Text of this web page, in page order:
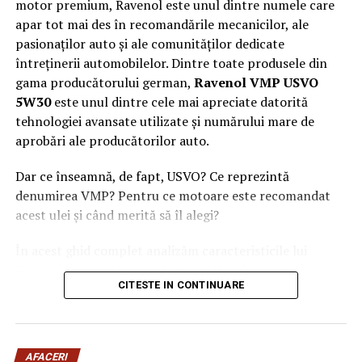
gratuită a managementului de rovinietă. În primul rând,
este disponibil uncalculator rovinieta online foarte
util pentru estimări de costuri, care se poate accesa de
asemenea gratuit.
În al doilea rând avem alertele pentru roviniete
expirate, alerte care sunt valabile pentru rovinietele
cumpărate pentru o durată mai mare de 30 de zile și
treilea rând, managerii de parc auto pot să emită mai
multe roviniete în același timp prin intermediul unei
automatizări disponibilă doar pe rovinieta.online.
ADMINISTRARE ROVINIETE PARC AUTO
CALCULATOR ROVINIETA
CALCULATOR ROVINIETA 2024
CALCULATOR ROVINIETA ONLINE
PRET ROVINIETA
ROVINIETE
VERIFICA ROVINIETA
URMATORUL
motor premium, Ravenol este unul dintre numele care
apar tot mai des în recomandările mecanicilor, ale
pasionaților auto și ale comunităților dedicate
întreținerii automobilelor. Dintre toate produsele din
gama producătorului german, Ravenol VMP USVO
5W30este unul dintre cele mai apreciate datorită
tehnologiei avansate utilizate și numărului mare de
aprobări ale producătorilor auto.
Dar ce înseamnă, de fapt, USVO? Ce reprezintă
denumirea VMP? Pentru ce motoare este recomandat
acest ulei și când merită să îl alegi?
Ravenol VMP USVO 5W30 și explicăm de ce este
considerat unul dintre cele mai performante uleiuri de
CITESTE IN CONTINUARE
AFACERI